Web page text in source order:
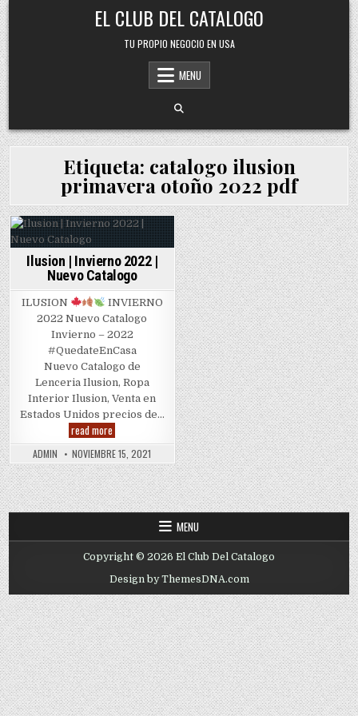
Skip
to
content
EL CLUB DEL CATALOGO
TU PROPIO NEGOCIO EN USA
MENU
Etiqueta: catalogo ilusion
primavera otoño 2022 pdf
Posted
in
Ilusion | Invierno 2022 |
Nuevo Catalogo
ILUSION
INVIERNO
2022 Nuevo Catalogo
Invierno – 2022
#QuedateEnCasa
Nuevo Catalogo de
Lenceria Ilusion, Ropa
Interior Ilusion, Venta en
Estados Unidos precios de…
read more
|
Invierno
2022
|
Nuevo
Catalogo
ADMIN NOVIEMBRE 15, 2021
MENU
Copyright © 2026 El Club Del Catalogo
Design by ThemesDNA.com